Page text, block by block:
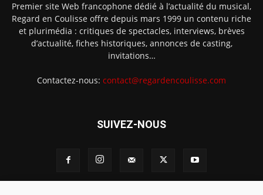
Premier site Web francophone dédié à l’actualité du musical,
Regard en Coulisse offre depuis mars 1999 un contenu riche
et plurimédia : critiques de spectacles, interviews, brèves
d’actualité, fiches historiques, annonces de casting,
invitations…
Contactez-nous: contact@regardencoulisse.com
SUIVEZ-NOUS